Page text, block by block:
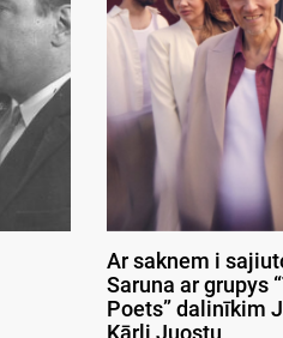
Ar saknem i
Saruna ar grupys
Poets” dalinīkim
Kārli Juostu